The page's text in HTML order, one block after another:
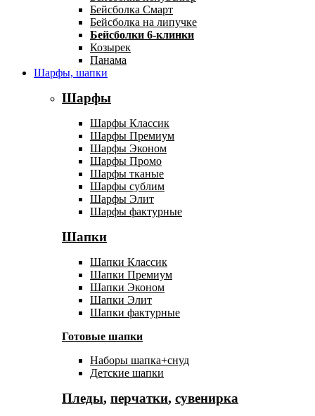
Бейсболка Смарт
Бейсболка на липучке
Бейсболки 6-клинки
Козырек
Панама
Шарфы, шапки
Шарфы
Шарфы Классик
Шарфы Премиум
Шарфы Эконом
Шарфы Промо
Шарфы тканые
Шарфы сублим
Шарфы Элит
Шарфы фактурные
Шапки
Шапки Классик
Шапки Премиум
Шапки Эконом
Шапки Элит
Шапки фактурные
Готовые шапки
Наборы шапка+снуд
Детские шапки
Пледы, перчатки, сувенирка